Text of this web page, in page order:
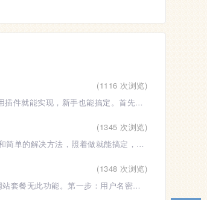
(1116 次浏览)
WordPress的下拉菜单能让网站导航更清晰，带图的二级下拉菜单更直观好看，不用写复杂代码，用插件就能实现，新手也能搞定。首先要安装一个支持带图下
(1345 次浏览)
新手学做网站难免遇到各种问题，不用慌，很多问题都是新手必经之路，下面总结了最常见的问题和简单的解决方法，照着做就能搞定，不用到处求人。问题1
(1348 次浏览)
Hostinger 主机开启自带 CDN 步骤：Hostinger 自带 CDN 仅 Business 及以上套餐可用，入门单网站套餐无此功能。第一步：用户名密码登录Hostinger主